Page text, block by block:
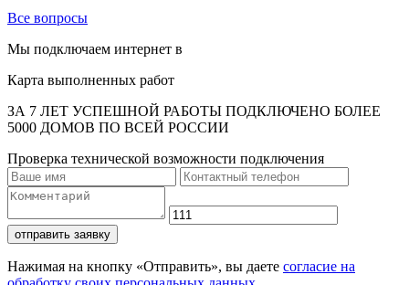
Все вопросы
Мы подключаем интернет в
Карта выполненных работ
ЗА 7 ЛЕТ УСПЕШНОЙ РАБОТЫ ПОДКЛЮЧЕНО БОЛЕЕ
5000 ДОМОВ ПО ВСЕЙ РОССИИ
Проверка технической возможности подключения
отправить заявку
Нажимая на кнопку «Отправить», вы даете согласие на